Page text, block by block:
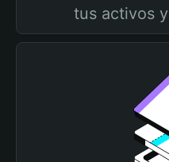
tus activos